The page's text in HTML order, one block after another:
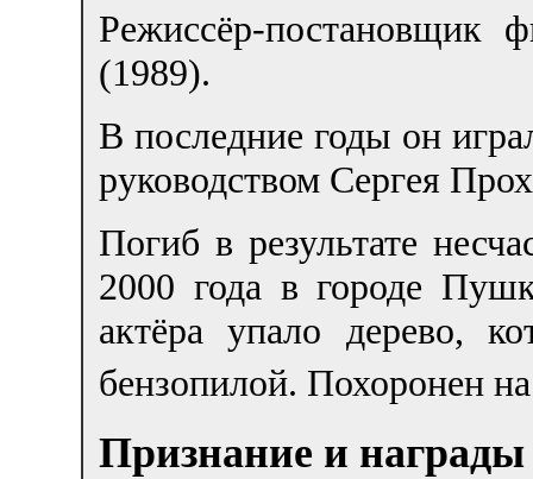
Режиссёр-постановщик
(1989).
В последние годы он
руководством Сергея
Погиб в результате
2000 года в городе
актёра упало дерево,
бензопилой. Похоронен
Признание и награды